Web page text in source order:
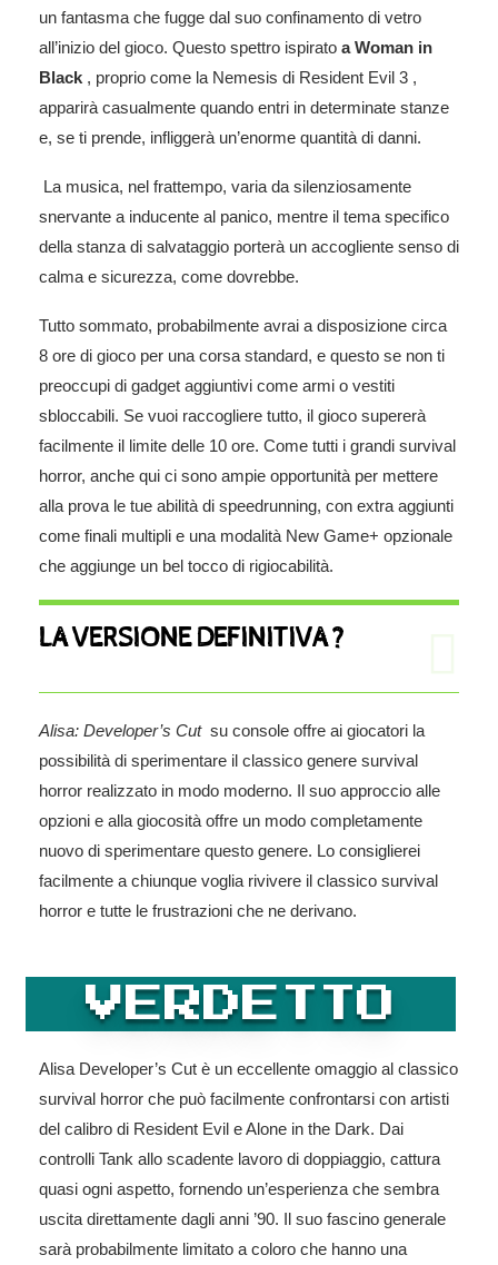
un fantasma che fugge dal suo confinamento di vetro
all’inizio del gioco. Questo spettro ispirato a Woman in
Black , proprio come la Nemesis di Resident Evil 3 ,
apparirà casualmente quando entri in determinate stanze
e, se ti prende, infliggerà un’enorme quantità di danni.
La musica, nel frattempo, varia da silenziosamente
snervante a inducente al panico, mentre il tema specifico
della stanza di salvataggio porterà un accogliente senso di
calma e sicurezza, come dovrebbe.
Tutto sommato, probabilmente avrai a disposizione circa
8 ore di gioco per una corsa standard, e questo se non ti
preoccupi di gadget aggiuntivi come armi o vestiti
sbloccabili. Se vuoi raccogliere tutto, il gioco supererà
facilmente il limite delle 10 ore. Come tutti i grandi survival
horror, anche qui ci sono ampie opportunità per mettere
alla prova le tue abilità di speedrunning, con extra aggiunti
come finali multipli e una modalità New Game+ opzionale
che aggiunge un bel tocco di rigiocabilità.
LA VERSIONE DEFINITIVA ?
Alisa: Developer’s Cut su console offre ai giocatori la
possibilità di sperimentare il classico genere survival
horror realizzato in modo moderno. Il suo approccio alle
opzioni e alla giocosità offre un modo completamente
nuovo di sperimentare questo genere. Lo consiglierei
facilmente a chiunque voglia rivivere il classico survival
horror e tutte le frustrazioni che ne derivano.
VERDETTO
Alisa Developer’s Cut è un eccellente omaggio al classico
survival horror che può facilmente confrontarsi con artisti
del calibro di Resident Evil e Alone in the Dark. Dai
controlli Tank allo scadente lavoro di doppiaggio, cattura
quasi ogni aspetto, fornendo un’esperienza che sembra
uscita direttamente dagli anni ’90. Il suo fascino generale
sarà probabilmente limitato a coloro che hanno una